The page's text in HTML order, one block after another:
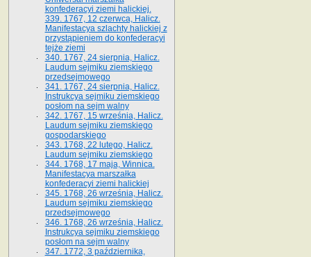
konfederacyi ziemi halickiej.
339. 1767, 12 czerwca, Halicz.
Manifestacya szlachty halickiej z
przystąpieniem do konfederacyi
tejże ziemi
340. 1767, 24 sierpnia, Halicz.
Laudum sejmiku ziemskiego
przedsejmowego
341. 1767, 24 sierpnia, Halicz.
Instrukcya sejmiku ziemskiego
posłom na sejm walny
342. 1767, 15 września, Halicz.
Laudum sejmiku ziemskiego
gospodarskiego
343. 1768, 22 lutego, Halicz.
Laudum sejmiku ziemskiego
344. 1768, 17 maja, Winnica.
Manifestacya marszałka
konfederacyi ziemi halickiej
345. 1768, 26 września, Halicz.
Laudum sejmiku ziemskiego
przedsejmowego
346. 1768, 26 września, Halicz.
Instrukcya sejmiku ziemskiego
posłom na sejm walny
347. 1772, 3 października,